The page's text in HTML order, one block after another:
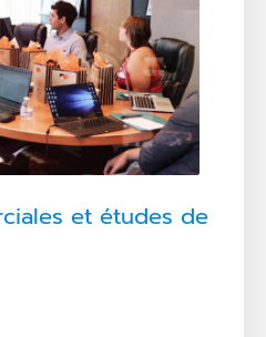
et études de